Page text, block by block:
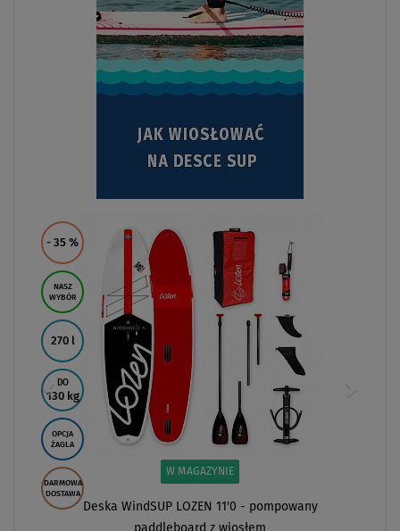
- 35 %
NASZ
WYBÓR
270 l
DO
130 kg
OPCJA
ŻAGLA
DARMOWA
DOSTAWA
W MAGAZYNIE
Deska WindSUP LOZEN 11'0 - pompowany
paddleboard z wiosłem